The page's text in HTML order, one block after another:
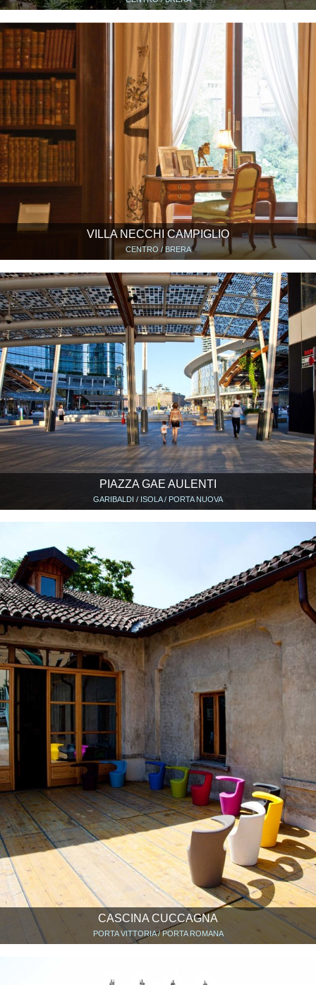
VILLA NECCHI CAMPIGLIO
CENTRO / BRERA
PIAZZA GAE AULENTI
GARIBALDI / ISOLA / PORTA NUOVA
CASCINA CUCCAGNA
PORTA VITTORIA / PORTA ROMANA